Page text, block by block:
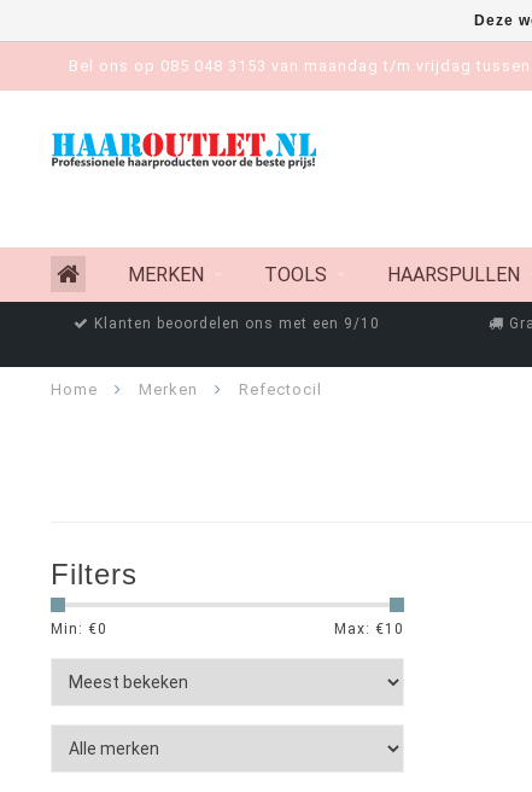
Bel ons op 085 048 3153 van maandag t/m vrijdag
MERKEN TOOLS HAARSPULLEN
Klanten beoordelen ons met een 9/10
Home Merken Refectocil
Filters
Min: €0 Max: €10
Deze